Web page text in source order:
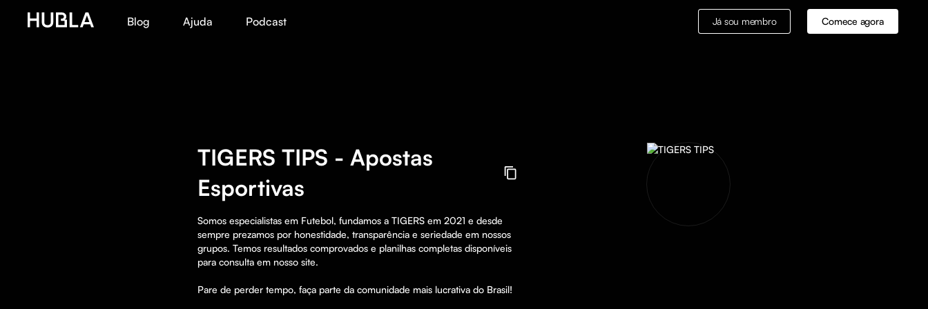
Blog Ajuda Podcast Já sou membro Comece agora
TIGERS TIPS - Apostas
Esportivas
Somos especialistas em Futebol, fundamos a TIGERS em 2021 e desde
sempre prezamos por honestidade, transparência e seriedade em nossos
grupos. Temos resultados comprovados e planilhas completas disponíveis
para consulta em nosso site.
Pare de perder tempo, faça parte da comunidade mais lucrativa do Brasil!